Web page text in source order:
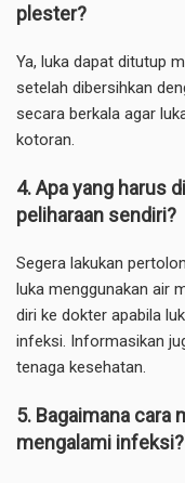
plester?
Ya, luka dapat ditutup
setelah dibersihkan
secara berkala agar
kotoran.
4. Apa yang harus
peliharaan sendiri?
Segera lakukan
luka menggunakan air
diri ke dokter apabila
infeksi. Informasikan
tenaga kesehatan.
5. Bagaimana cara
mengalami infeksi?